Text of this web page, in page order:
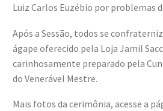
Luiz Carlos Euzébio por problemas
Após a Sessão, todos se
ágape oferecido pela Loja Jamil
carinhosamente preparado pela
do Venerável Mestre.
Mais fotos da cerimônia, acesse a